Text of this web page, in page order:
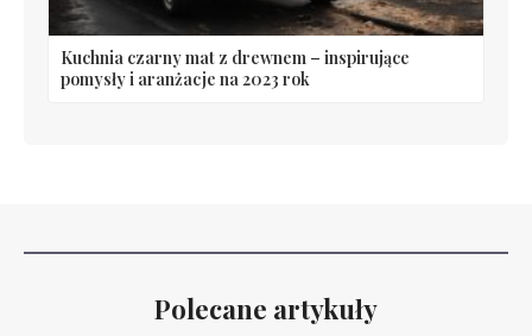
Kuchnia czarny mat z drewnem – inspirujące
pomysły i aranżacje na 2023 rok
Polecane artykuły